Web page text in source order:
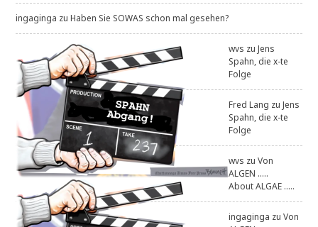
ingaginga zuHaben Sie SOWAS schon mal gesehen?
wvs zuJens
Spahn, die x-te
Folge
Fred Lang zuJens
Spahn, die x-te
Folge
wvs zuVon
ALGEN .....
About ALGAE .....
ingaginga zuVon